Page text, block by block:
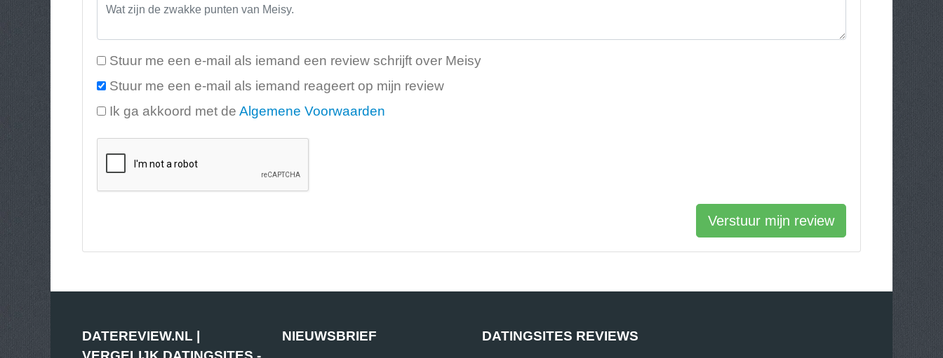
Stuur me een e-mail als iemand een review schrijft over Meisy
Stuur me een e-mail als iemand reageert op mijn review
Ik ga akkoord met de Algemene Voorwaarden
Verstuur mijn review
DATEREVIEW.NL |
NIEUWSBRIEF DATINGSITES REVIEWS